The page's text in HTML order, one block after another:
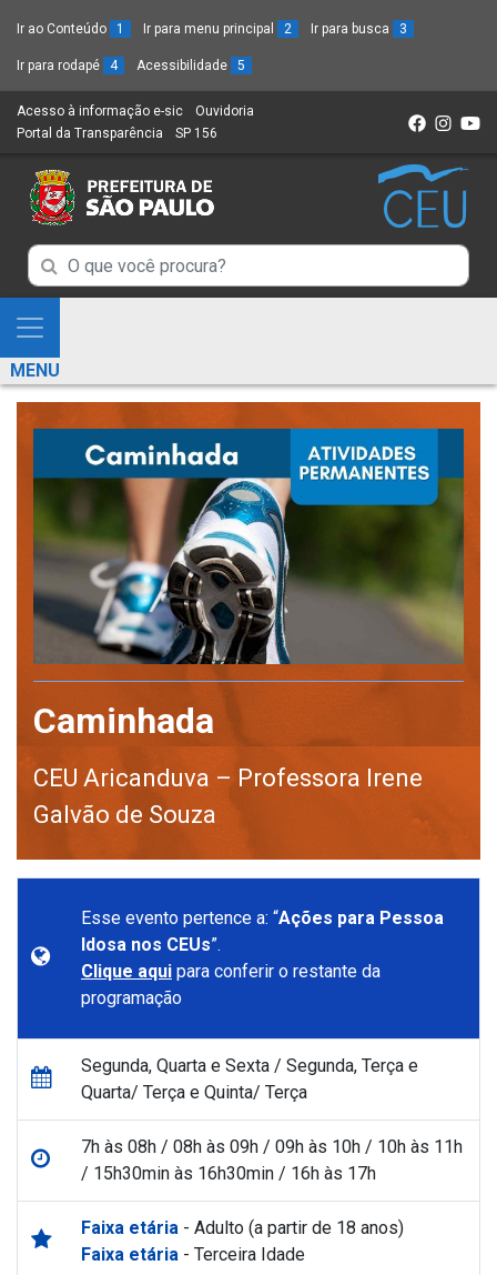
Ir ao Conteúdo 1 Ir para menu principal 2 Ir para busca 3
Ir para rodapé 4 Acessibilidade 5
Acesso à informação e-sic (Link
para
novo
sítio)
Ouvidoria
Portal da Transparência (Link
um
novo
SP 156
Campo
de
Busca
de
informações
Campo
de
de
informações
Mostra
e
Esconde
Menu
MENU
Caminhada
CEU Aricanduva – Professora Irene
Galvão de Souza
Esse evento pertence a: “Ações para Pessoa
Idosa nos CEUs”.
Clique aqui para conferir o restante da
programação
Segunda, Quarta e Sexta / Segunda, Terça e
Quarta/ Terça e Quinta/ Terça
7h às 08h / 08h às 09h / 09h às 10h / 10h às 11h
/ 15h30min às 16h30min / 16h às 17h
Faixa etária - Adulto (a partir de 18 anos)
Faixa etária - Terceira Idade